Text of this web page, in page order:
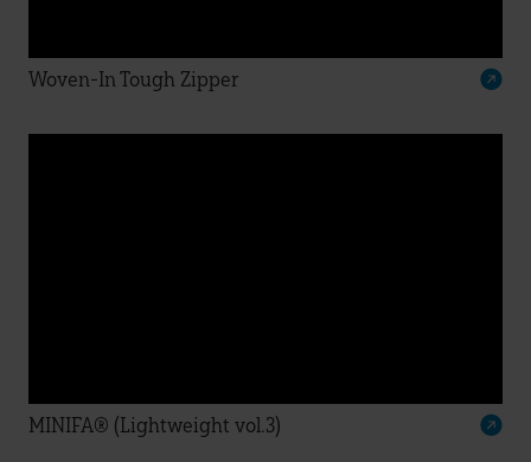
Woven-In Tough Zipper
MINIFA® (Lightweight vol.3)